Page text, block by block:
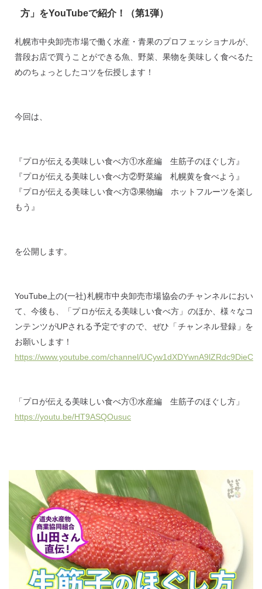
方」をYouTubeで紹介！（第1弾）
札幌市中央卸売市場で働く水産・青果のプロフェッショナルが、
普段お店で買うことができる魚、野菜、果物を美味しく食べるた
めのちょっとしたコツを伝授します！
今回は、
『プロが伝える美味しい食べ方①水産編 生筋子のほぐし方』
『プロが伝える美味しい食べ方②野菜編 札幌黄を食べよう』
『プロが伝える美味しい食べ方③果物編 ホットフルーツを楽し
もう』
を公開します。
YouTube上の(一社)札幌市中央卸売市場協会のチャンネルにおい
て、今後も、「プロが伝える美味しい食べ方」のほか、様々なコ
ンテンツがUPされる予定ですので、ぜひ「チャンネル登録」を
お願いします！
https://www.youtube.com/channel/UCyw1dXDYwnA9lZRdc9DieCA
「プロが伝える美味しい食べ方①水産編 生筋子のほぐし方」
https://youtu.be/HT9ASQOusuc